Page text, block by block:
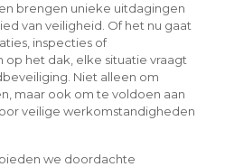
brengen unieke uitdagingen
van veiligheid. Of het nu gaat
inspecties of
het dak, elke situatie vraagt
Niet alleen om
maar ook om te voldoen aan
veilige werkomstandigheden
we doordachte